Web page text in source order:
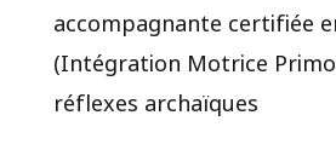
accompagnante certifiée
(Intégration Motrice
réflexes archaïques